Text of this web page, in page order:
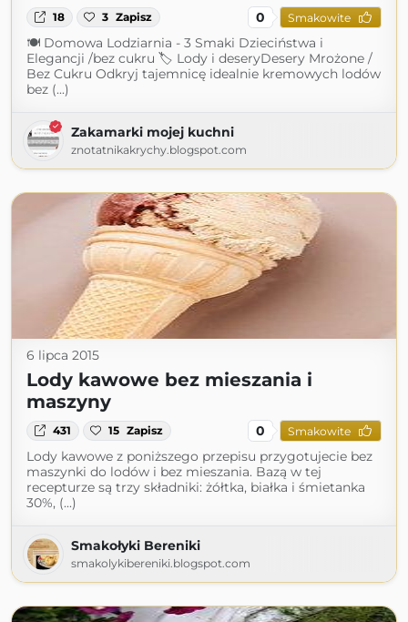
18 3 Zapisz 0 Smakowite
🍽 Domowa Lodziarnia - 3 Smaki Dzieciństwa i
Elegancji /bez cukru 🏷 Lody i deseryDesery Mrożone /
Bez Cukru Odkryj tajemnicę idealnie kremowych lodów
bez (...)
Zakamarki mojej kuchni
znotatnikakrychy.blogspot.com
6 lipca 2015
Lody kawowe bez mieszania i
maszyny
431 15 Zapisz 0 Smakowite
Lody kawowe z poniższego przepisu przygotujecie bez
maszynki do lodów i bez mieszania. Bazą w tej
recepturze są trzy składniki: żółtka, białka i śmietanka
30%, (...)
Smakołyki Bereniki
smakolykibereniki.blogspot.com